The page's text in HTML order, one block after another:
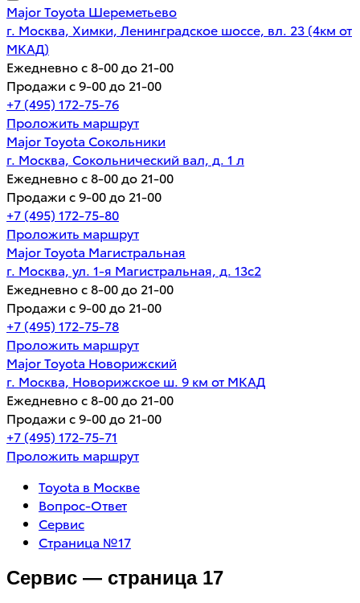
Major Toyota Шереметьево
г. Москва, Химки, Ленинградское шоссе, вл. 23 (4км от
МКАД)
Ежедневно с 8-00 до 21-00
Продажи с 9-00 до 21-00
+7 (495) 172-75-76
Проложить маршрут
Major Toyota Сокольники
г. Москва, Сокольнический вал, д. 1 л
Ежедневно с 8-00 до 21-00
Продажи с 9-00 до 21-00
+7 (495) 172-75-80
Проложить маршрут
Major Toyota Магистральная
г. Москва, ул. 1-я Магистральная, д. 13с2
Ежедневно с 8-00 до 21-00
Продажи с 9-00 до 21-00
+7 (495) 172-75-78
Проложить маршрут
Major Toyota Новорижский
г. Москва, Новорижское ш. 9 км от МКАД
Ежедневно с 8-00 до 21-00
Продажи с 9-00 до 21-00
+7 (495) 172-75-71
Проложить маршрут
Toyota в Москве
Вопрос-Ответ
Сервис
Страница №17
Сервис — страница 17